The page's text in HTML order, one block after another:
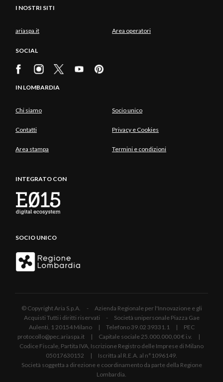
I NOSTRI SITI
ariaspa.it Area operatori
SOCIAL
IN LOMBARDIA
Chi siamo Socio unico
Contatti Privacy e Cookies
Area stampa Termini e condizioni
INTEGRATO CON
SOCIO UNICO
© Copyright Aria S.p.A. - Azienda Regionale per l'Innovazione e gli
Acquisti Tutti i diritti riservati - Società unipersonale Piazza Gae
Aulenti, 1 20154 Milano | Telefono 39.02 39331.1 | PEC
protocollo@pec.ariaspa.it | Capitale sociale 25.000.000,00 € i.v. |
Codice Fiscale, Partita IVA, Iscrizione Registro delle Imprese di Milano
05017630152 | Iscritta al R.E.A. al n°1096149.
Società soggetta a direzione e coordinamento da parte della Regione
Lombardia.